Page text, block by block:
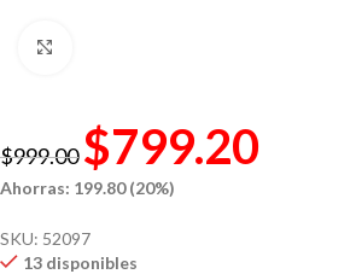
$999.00 $799.20
Ahorras: 199.80 (20%)
SKU: 52097
13 disponibles